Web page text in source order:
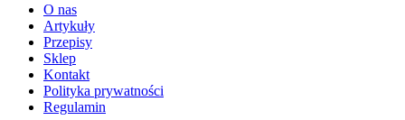
O nas
Artykuły
Przepisy
Sklep
Kontakt
Polityka prywatności
Regulamin